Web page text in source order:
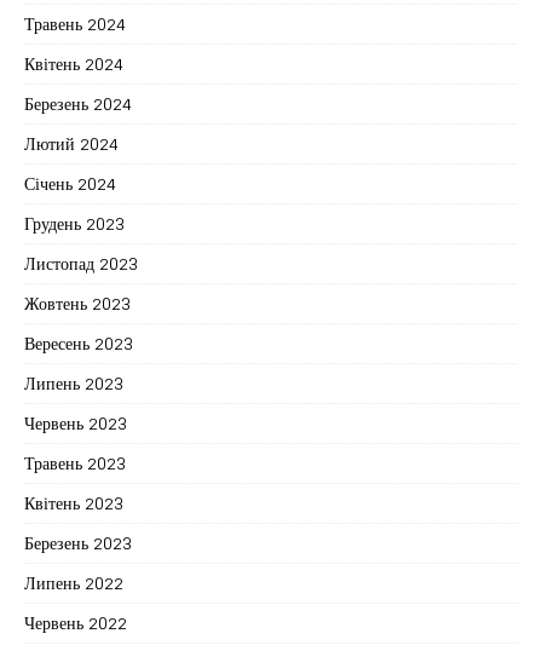
Травень 2024
Квітень 2024
Березень 2024
Лютий 2024
Січень 2024
Грудень 2023
Листопад 2023
Жовтень 2023
Вересень 2023
Липень 2023
Червень 2023
Травень 2023
Квітень 2023
Березень 2023
Липень 2022
Червень 2022